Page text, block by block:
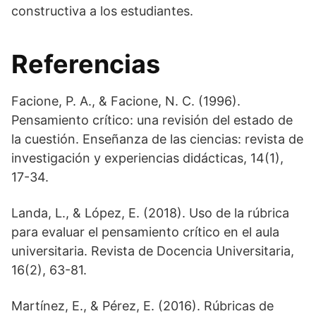
constructiva a los estudiantes.
Referencias
Facione, P. A., & Facione, N. C. (1996).
Pensamiento crítico: una revisión del estado de
la cuestión. Enseñanza de las ciencias: revista de
investigación y experiencias didácticas, 14(1),
17-34.
Landa, L., & López, E. (2018). Uso de la rúbrica
para evaluar el pensamiento crítico en el aula
universitaria. Revista de Docencia Universitaria,
16(2), 63-81.
Martínez, E., & Pérez, E. (2016). Rúbricas de